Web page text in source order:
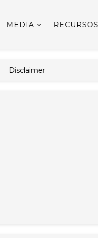
MEDIA RECURSOS
Disclaimer